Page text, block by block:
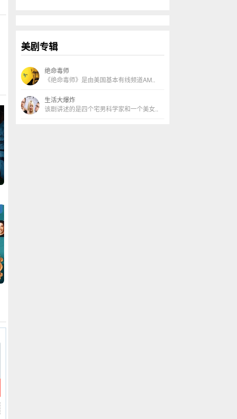
美剧专辑
绝命毒师
《绝命毒师》是由美国基本有线频道AM..
生活大爆炸
该剧讲述的是四个宅男科学家和一个美女..